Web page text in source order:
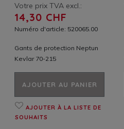
Votre prix TVA excl.:
14,30 CHF
Numéro d'article: 520065.00
Gants de protection Neptun
Kevlar 70-215
AJOUTER AU PANIER
AJOUTER À LA LISTE DE
SOUHAITS